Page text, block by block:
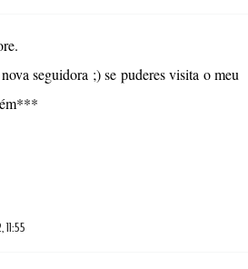
seguidora ;) se puderes visita o meu
11:55